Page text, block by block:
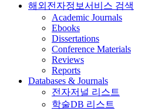
해외전자정보서비스 검색
Academic Journals
Ebooks
Dissertations
Conference Materials
Reviews
Reports
Databases & Journals
전자저널 리스트
학술DB 리스트